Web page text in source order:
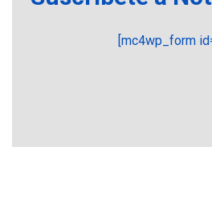
[mc4wp_form
creación
REGIONALES